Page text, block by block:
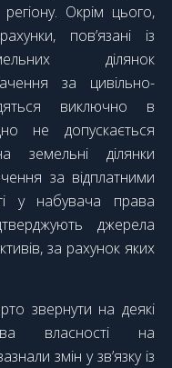
Окрім цього,
пов’язані із
ділянок
за цивільно-
виключно в
не допускається
земельні ділянки
за відплатними
у набувача права
джерела
за рахунок яких
власності на
змін у зв’язку із